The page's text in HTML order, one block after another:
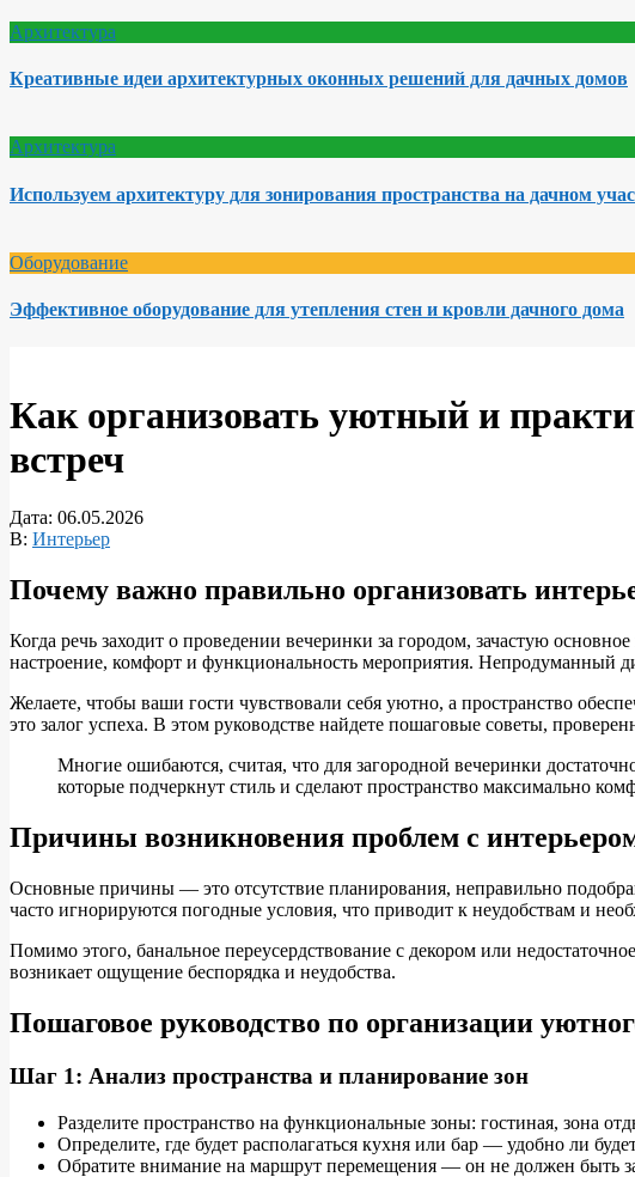
Архитектура
Креативные идеи архитектурных оконных решений для дачных домов
Архитектура
Используем архитектуру для зонирования пространства на дачном
Оборудование
Эффективное оборудование для утепления стен и кровли дачного дома
Как организовать уютный и
встреч
Дата: 06.05.2026
В: Интерьер
Почему важно правильно организовать
Когда речь заходит о проведении вечеринки за городом, зачастую
настроение, комфорт и функциональность мероприятия. Непродуманный
Желаете, чтобы ваши гости чувствовали себя уютно, а пространство
это залог успеха. В этом руководстве найдете пошаговые советы,
Многие ошибаются, считая, что для загородной вечеринки
которые подчеркнут стиль и сделают пространство максимально
Причины возникновения проблем с
Основные причины — это отсутствие планирования, неправильно
часто игнорируются погодные условия, что приводит к неудобствам и
Помимо этого, банальное переусердствование с декором или
возникает ощущение беспорядка и неудобства.
Пошаговое руководство по организации
Шаг 1: Анализ пространства и планирование зон
Разделите пространство на функциональные зоны: гостиная, зона
Определите, где будет располагаться кухня или бар — удобно ли
Обратите внимание на маршрут перемещения — он не должен быть